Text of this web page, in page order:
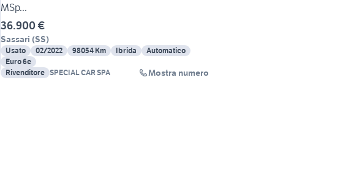
MSp...
36.900 €
Sassari (SS)
Usato 02/2022 98054 Km Ibrida
Automatico
Euro 6e
Rivenditore SPECIAL CAR SPA Mostra numero